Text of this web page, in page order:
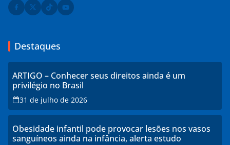
Destaques
ARTIGO – Conhecer seus direitos ainda é um
privilégio no Brasil
31 de julho de 2026
Obesidade infantil pode provocar lesões nos vasos
sanguíneos ainda na infância, alerta estudo